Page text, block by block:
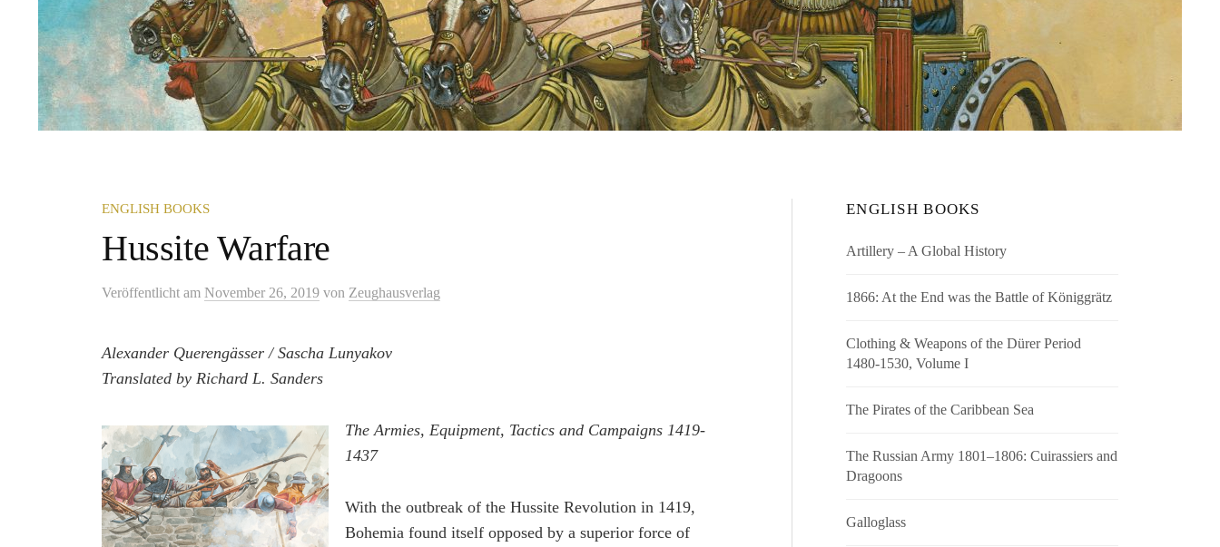
ENGLISH BOOKS
Hussite Warfare
Veröffentlicht am November 26, 2019 von Zeughausverlag
Alexander Querengässer / Sascha Lunyakov
Translated by Richard L. Sanders
The Armies, Equipment, Tactics and Campaigns 1419-
1437
With the outbreak of the Hussite Revolution in 1419,
Bohemia found itself opposed by a superior force of
ENGLISH BOOKS
Artillery – A Global History
1866: At the End was the Battle of Königgrätz
Clothing & Weapons of the Dürer Period
1480-1530, Volume I
The Pirates of the Caribbean Sea
The Russian Army 1801–1806: Cuirassiers and
Dragoons
Galloglass